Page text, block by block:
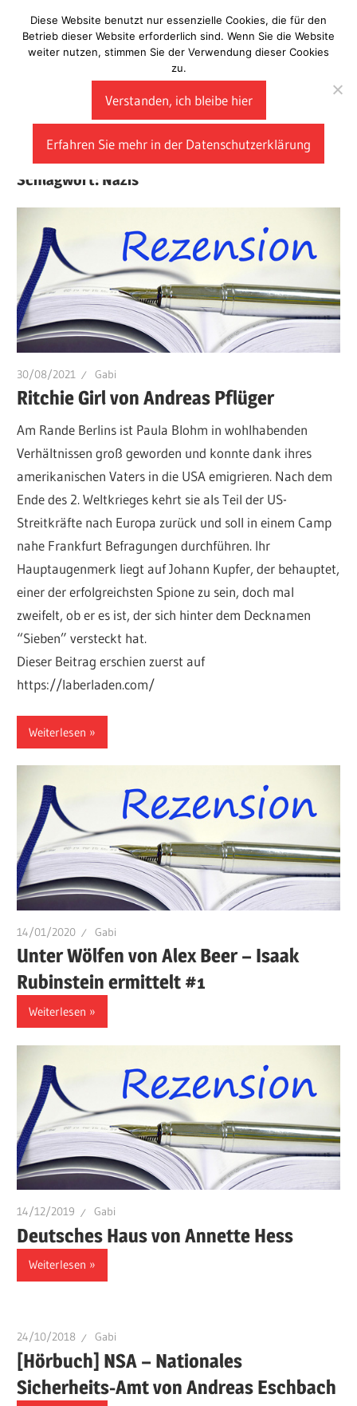
Inhalt
springen
Laberladen
Schlagwort: Nazis
30/08/2021 Gabi
Ritchie Girl von Andreas Pflüger
Am Rande Berlins ist Paula Blohm in wohlhabenden
Verhältnissen groß geworden und konnte dank ihres
amerikanischen Vaters in die USA emigrieren. Nach dem
Ende des 2. Weltkrieges kehrt sie als Teil der US-
Streitkräfte nach Europa zurück und soll in einem Camp
nahe Frankfurt Befragungen durchführen. Ihr
Hauptaugenmerk liegt auf Johann Kupfer, der behauptet,
einer der erfolgreichsten Spione zu sein, doch mal
zweifelt, ob er es ist, der sich hinter dem Decknamen
“Sieben” versteckt hat.
Dieser Beitrag erschien zuerst auf
https://laberladen.com/
Weiterlesen
14/01/2020 Gabi
Unter Wölfen von Alex Beer – Isaak
Rubinstein ermittelt #1
Weiterlesen
14/12/2019 Gabi
Deutsches Haus von Annette Hess
Weiterlesen
24/10/2018 Gabi
[Hörbuch] NSA – Nationales
Sicherheits-Amt von Andreas Eschbach
Diese Website benutzt nur essenzielle Cookies, die für den
Betrieb dieser Website erforderlich sind. Wenn Sie die Website
weiter nutzen, stimmen Sie der Verwendung dieser Cookies
zu.
Verstanden, ich bleibe hier
Erfahren Sie mehr in der Datenschutzerklärung